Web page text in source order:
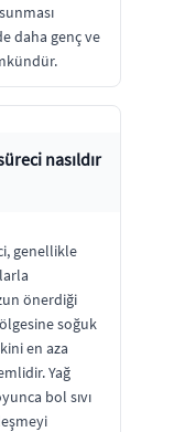
daha genç ve
nasıldır
genellikle
önerdiği
soğuk
en aza
Yağ
bol sıvı